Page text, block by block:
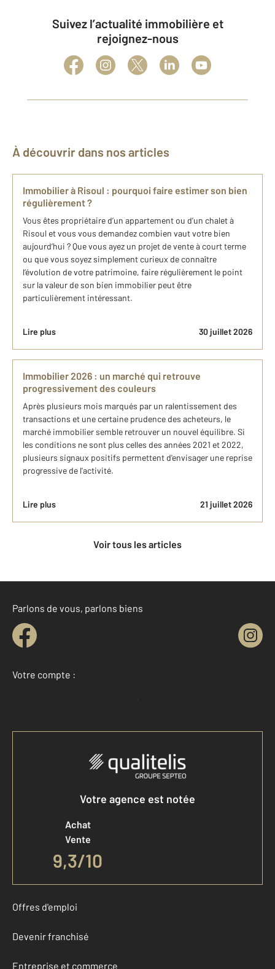
Suivez l’actualité immobilière et
rejoignez-nous
À découvrir dans nos articles
Immobilier à Risoul : pourquoi faire estimer son bien
régulièrement ?
Vous êtes propriétaire d’un appartement ou d’un chalet à
Risoul et vous vous demandez combien vaut votre bien
aujourd’hui ? Que vous ayez un projet de vente à court terme
ou que vous soyez simplement curieux de connaître
l’évolution de votre patrimoine, faire régulièrement le point
sur la valeur de son bien immobilier peut être
particulièrement intéressant.
Lire plus 30 juillet 2026
Immobilier 2026 : un marché qui retrouve
progressivement des couleurs
Après plusieurs mois marqués par un ralentissement des
transactions et une certaine prudence des acheteurs, le
marché immobilier semble retrouver un nouvel équilibre. Si
les conditions ne sont plus celles des années 2021 et 2022,
plusieurs signaux positifs permettent d'envisager une reprise
progressive de l'activité.
Lire plus 21 juillet 2026
Voir tous les articles
Parlons de vous, parlons biens
Votre compte :
Accéder à mon compte
Votre agence est notée
Achat
Vente
9,3/10
Offres d'emploi
Devenir franchisé
Entreprise et commerce